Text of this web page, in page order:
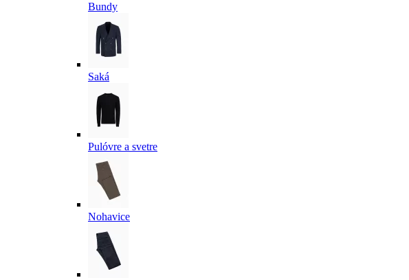
Bundy
Saká
Pulóvre a svetre
Nohavice